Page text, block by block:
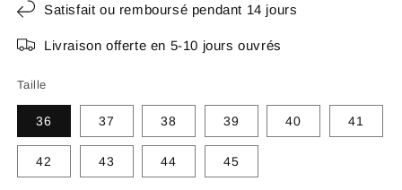
Satisfait ou remboursé pendant 14 jours
Livraison offerte en 5-10 jours ouvrés
Taille
36 37 38 39 40 41
42 43 44 45